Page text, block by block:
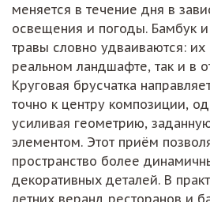
меняется в течение дня в
освещения и погоды. Бамбук
травы словно удваиваются:
реальном ландшафте, так и в
Круговая брусчатка
точно к центру композиции,
усиливая геометрию,
элементом. Этот приём
пространство более
декоративных деталей. В
летних веранд ресторанов и